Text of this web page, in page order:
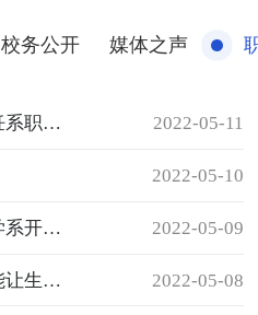
校务公开 媒体之声
福州黎明职业技术学院烹饪系职业教育活动周 2022-05-11
2022-05-10
福州黎明职业技术学院药学系开展“医学检测与健康指导”职业教育活动 2022-05-09
福州黎明职业技术学院技能让生活更美好 2022-05-08